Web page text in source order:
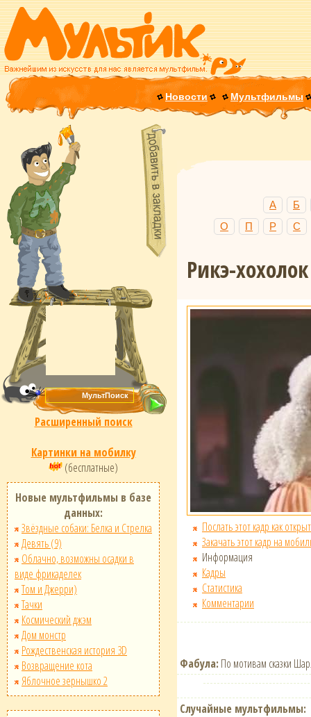
Новости Мультфильмы
Расширенный поиск
Картинки на мобилку
(бесплатные)
Новые мультфильмы в базе
данных:
Звёздные собаки: Белка и Стрелка
Девять (9)
Облачно, возможны осадки в
виде фрикаделек
Том и Джерри)
Тачки
Космический джэм
Дом монстр
Рождественская история 3D
Возвращение кота
Яблочное зернышко 2
А
Б
О
П Р С
Рикэ-хохолок
Послать этот кадр как
Закачать этот кадр на
Информация
Кадры
Статистика
Комментарии
Фабула: По мотивам сказки
Случайные мультфильмы: